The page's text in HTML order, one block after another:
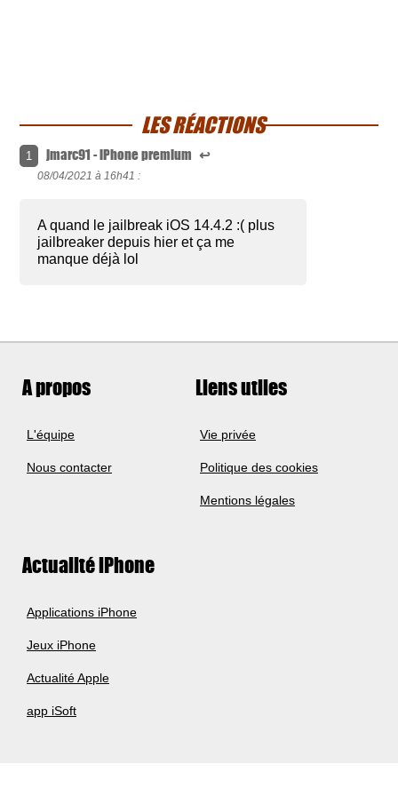
LES RÉACTIONS
1 jmarc91 - iPhone premium ↩
08/04/2021 à 16h41 :
A quand le jailbreak iOS 14.4.2 :( plus
jailbreaker depuis hier et ça me
manque déjà lol
A propos
L'équipe
Nous contacter
Liens utiles
Vie privée
Politique des cookies
Mentions légales
Actualité iPhone
Applications iPhone
Jeux iPhone
Actualité Apple
app iSoft